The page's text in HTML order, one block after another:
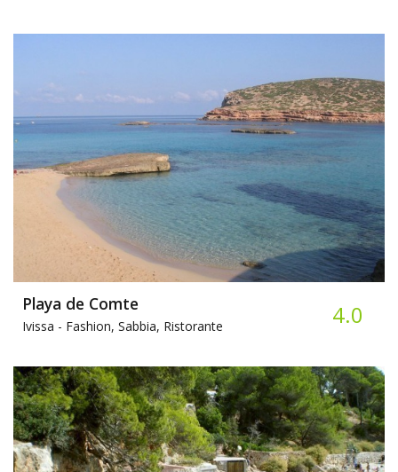
Playa de Comte
Ivissa - Fashion, Sabbia, Ristorante 4.0